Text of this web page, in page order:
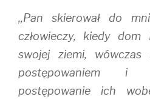
w
w
i
n
d
o
)
e
w
w
i
d
w
w
n
d
w
,,Pan skierował do
człowieczy, kiedy dom
swojej ziemi,
postępowaniem i
postępowanie ich